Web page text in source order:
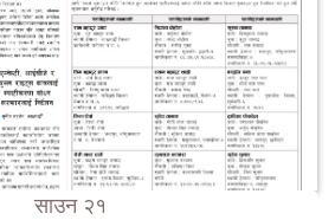
साउन २१